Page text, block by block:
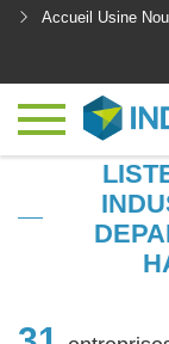
Accueil Usine